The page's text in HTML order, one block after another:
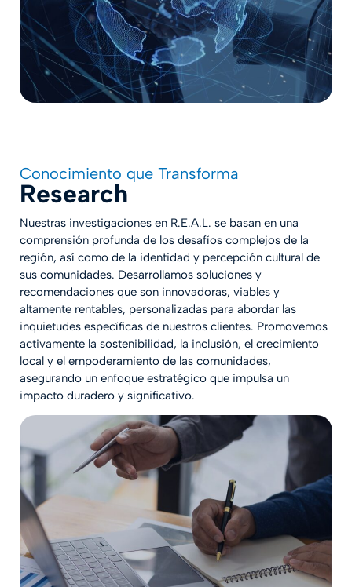
Conocimiento que Transforma
Research
Nuestras investigaciones en R.E.A.L. se basan en una
comprensión profunda de los desafíos complejos de la
región, así como de la identidad y percepción cultural de
sus comunidades. Desarrollamos soluciones y
recomendaciones que son innovadoras, viables y
altamente rentables, personalizadas para abordar las
inquietudes específicas de nuestros clientes. Promovemos
activamente la sostenibilidad, la inclusión, el crecimiento
local y el empoderamiento de las comunidades,
asegurando un enfoque estratégico que impulsa un
impacto duradero y significativo.